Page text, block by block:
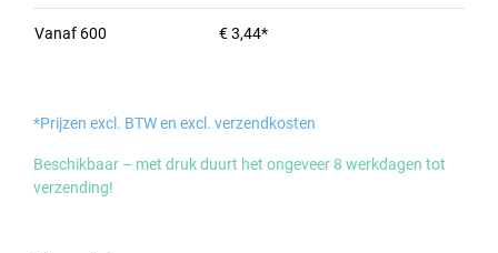
Vanaf 600 € 3,44*
*Prijzen excl. BTW en excl. verzendkosten
Beschikbaar – met druk duurt het ongeveer 8 werkdagen tot
verzending!